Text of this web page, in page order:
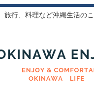
行、料理など沖縄生活の